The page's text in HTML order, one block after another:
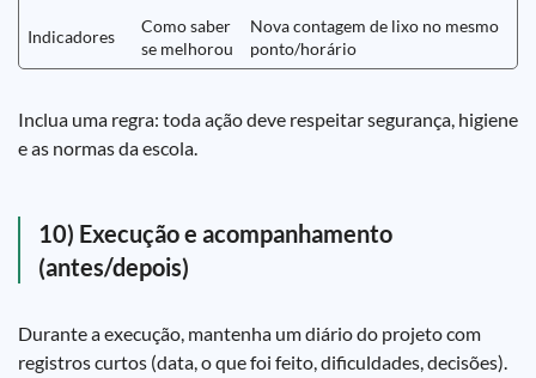
Indicadores
Como saber
se melhorou
Nova contagem de lixo no mesmo
ponto/horário
Inclua uma regra: toda ação deve respeitar segurança, higiene
e as normas da escola.
10) Execução e acompanhamento
(antes/depois)
Durante a execução, mantenha um diário do projeto com
registros curtos (data, o que foi feito, dificuldades, decisões).